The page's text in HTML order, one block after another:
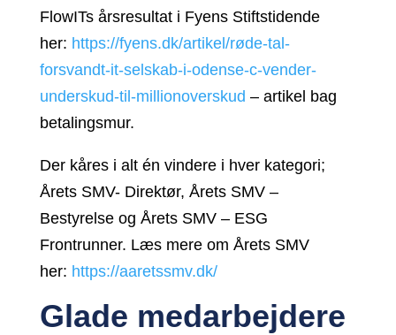
FlowITs årsresultat i Fyens Stiftstidende
her: https://fyens.dk/artikel/røde-tal-
forsvandt-it-selskab-i-odense-c-vender-
underskud-til-millionoverskud – artikel bag
betalingsmur.
Der kåres i alt én vindere i hver kategori;
Årets SMV- Direktør, Årets SMV –
Bestyrelse og Årets SMV – ESG
Frontrunner. Læs mere om Årets SMV
her: https://aaretssmv.dk/
Glade medarbejdere